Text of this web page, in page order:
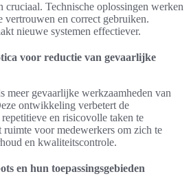
cruciaal. Technische oplossingen werken
vertrouwen en correct gebruiken.
nieuwe systemen effectiever.
voor reductie van gevaarlijke
meer gevaarlijke werkzaamheden van
ontwikkeling verbetert de
en risicovolle taken te
ruimte voor medewerkers om zich te
en kwaliteitscontrole.
en hun toepassingsgebieden